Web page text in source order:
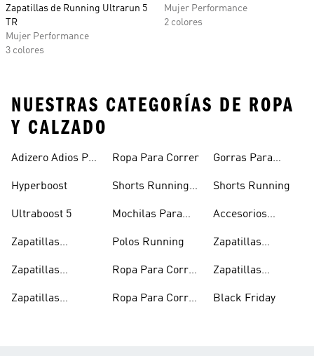
Zapatillas de Running Ultrarun 5
TR
Mujer Performance
3 colores
Mujer Performance
2 colores
NUESTRAS CATEGORÍAS DE ROPA
Y CALZADO
Adizero Adios Pro
Hyperboost
Ultraboost 5
Zapatillas
Zapatillas
Zapatillas
Ropa Para Correr
Shorts Running
Mochilas Para
Polos Running
Ropa Para Correr
Ropa Para Correr
Gorras Para
Shorts Running
Accesorios
Zapatillas
Oferta
Zapatillas
Black Friday